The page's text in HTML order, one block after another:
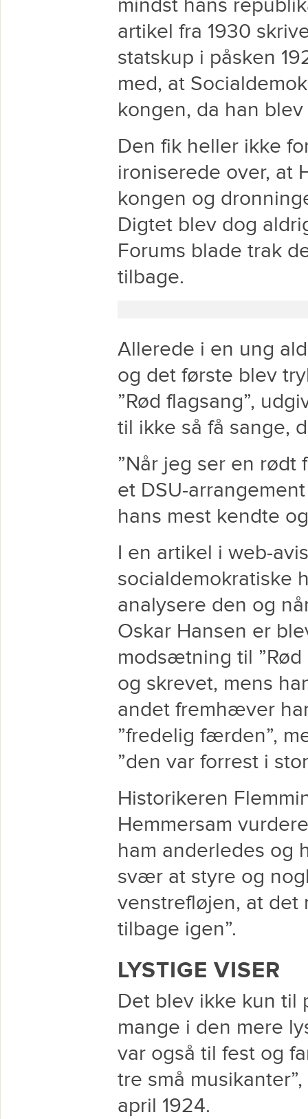
mindst hans
artikel fra 1930
statskup i påsken
med, at
kongen, da han
Den fik heller ikke
ironiserede over, at
kongen og
Digtet blev dog
Forums blade trak
tilbage.
Allerede i en ung
og det første blev
”Rød flagsang”,
til ikke så få sange,
”Når jeg ser en
et DSU-
hans mest kendte
I en artikel i web-
socialdemokratiske
analysere den og
Oskar Hansen er
modsætning til
og skrevet, mens
andet fremhæver
”fredelig færden”,
”den var forrest i
Historikeren
Hemmersam
ham anderledes og
svær at styre og
venstrefløjen, at
tilbage igen”.
LYSTIGE VISER
Det blev ikke kun til
mange i den mere
var også til fest og
tre små
april 1924.